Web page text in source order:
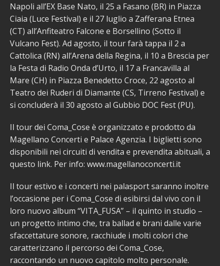
Napoli all’EX Base Nato, il 25 a Fasano (BR) in Piazza
Ciaia (Luce Festival) e il 27 luglio a Zafferana Etnea
(CT) all’Anfiteatro Falcone e Borsellino (Sotto il
Vulcano Fest). Ad agosto, il tour farà tappa il 2 a
Cattolica (RN) all’Arena della Regina, il 10 a Brescia per
la Festa di Radio Onda d’Urto, il 17 a Francavilla al
Mare (CH) in Piazza Benedetto Croce, 22 agosto al
Teatro dei Ruderi di Diamante (CS, Tirreno Festival) e
si concluderà il 30 agosto al Gubbio DOC Fest (PU).
Il tour dei Coma_Cose è organizzato e prodotto da
Magellano Concerti e Palace Agenzia. I biglietti sono
disponibili nei circuiti di vendita e prevendita abituali, a
questo link. Per info: www.magellanoconcerti.it
Il tour estivo e i concerti nei palasport saranno inoltre
l’occasione per i Coma_Cose di esibirsi dal vivo con il
loro nuovo album “VITA_FUSA” – il quinto in studio –
un progetto intimo che, tra ballad e brani dalle varie
sfaccettature sonore, racchiude i molti colori che
caratterizzano il percorso dei Coma_Cose,
raccontando un nuovo capitolo molto personale.